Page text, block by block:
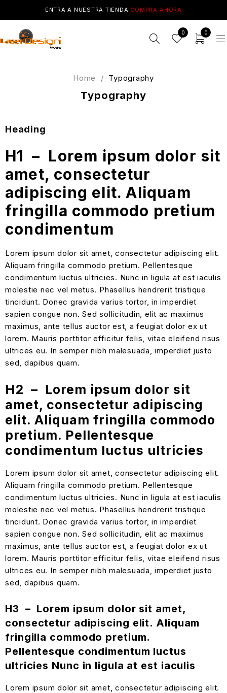
ENTRA A NUESTRA TIENDA COMPRA AHORA
0 0
Typography
Home / Typography
Heading
H1 – Lorem ipsum dolor sit
amet, consectetur
adipiscing elit. Aliquam
fringilla commodo pretium
condimentum
Lorem ipsum dolor sit amet, consectetur adipiscing elit.
Aliquam fringilla commodo pretium. Pellentesque
condimentum luctus ultricies. Nunc in ligula at est iaculis
molestie nec vel metus. Phasellus hendrerit tristique
tincidunt. Donec gravida varius tortor, in imperdiet
sapien congue non. Sed sollicitudin, elit ac maximus
maximus, ante tellus auctor est, a feugiat dolor ex ut
lorem. Mauris porttitor efficitur felis, vitae eleifend risus
ultrices eu. In semper nibh malesuada, imperdiet justo
sed, dapibus quam.
H2 – Lorem ipsum dolor sit
amet, consectetur adipiscing
elit. Aliquam fringilla commodo
pretium. Pellentesque
condimentum luctus ultricies
Lorem ipsum dolor sit amet, consectetur adipiscing elit.
Aliquam fringilla commodo pretium. Pellentesque
condimentum luctus ultricies. Nunc in ligula at est iaculis
molestie nec vel metus. Phasellus hendrerit tristique
tincidunt. Donec gravida varius tortor, in imperdiet
sapien congue non. Sed sollicitudin, elit ac maximus
maximus, ante tellus auctor est, a feugiat dolor ex ut
lorem. Mauris porttitor efficitur felis, vitae eleifend risus
ultrices eu. In semper nibh malesuada, imperdiet justo
sed, dapibus quam.
H3 – Lorem ipsum dolor sit amet,
consectetur adipiscing elit. Aliquam
fringilla commodo pretium.
Pellentesque condimentum luctus
ultricies Nunc in ligula at est iaculis
Lorem ipsum dolor sit amet, consectetur adipiscing elit.